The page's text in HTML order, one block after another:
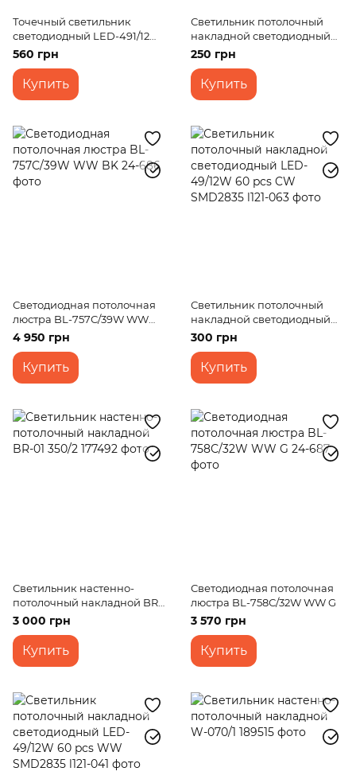
Точечный светильник
светодиодный LED-491/12W
NW
560 грн
Купить
Светильник потолочный
накладной светодиодный
LED-48/6W WW led
250 грн
Купить
Светодиодная потолочная
люстра BL-757С/39W WW
BK
4 950 грн
Купить
Светильник потолочный
накладной светодиодный
LED-49/12W 60 pcs CW
SMD2835
300 грн
Купить
Светильник настенно-
потолочный накладной BR-
01 350/2
3 000 грн
Купить
Светодиодная потолочная
люстра BL-758С/32W WW G
3 570 грн
Купить